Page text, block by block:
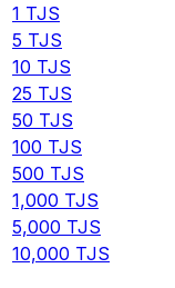
1 TJS
5 TJS
10 TJS
25 TJS
50 TJS
100 TJS
500 TJS
1,000 TJS
5,000 TJS
10,000 TJS